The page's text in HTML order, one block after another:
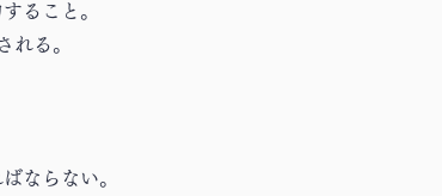
ること。
れる。
ならない。